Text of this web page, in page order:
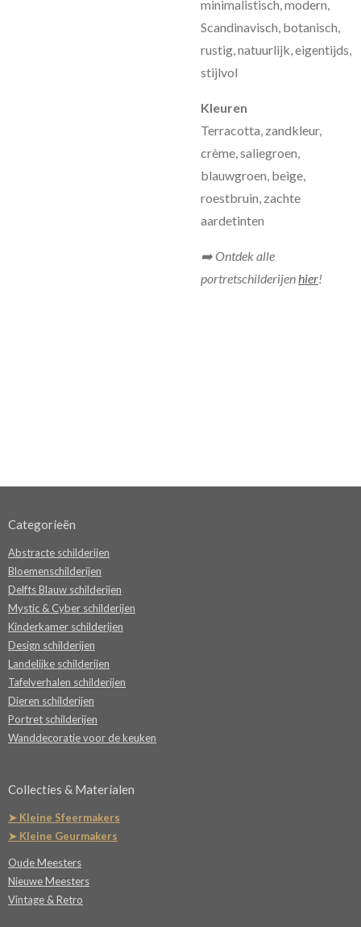
minimalistisch, modern,
Scandinavisch, botanisch,
rustig, natuurlijk, eigentijds,
stijlvol
Kleuren
Terracotta, zandkleur,
crème, saliegroen,
blauwgroen, beige,
roestbruin, zachte
aardetinten
➡️ Ontdek alle
portretschilderijenhier!
Categorieën
Abstracte schilderijen
Bloemenschilderijen
Delfts Blauw schilderijen
Mystic & Cyber schilderijen
Kinderkamer schilderijen
Design schilderijen
Landelijke schilderijen
Tafelverhalen schilderijen
Dieren schilderijen
Portret schilderijen
Wanddecoratie voor de keuken
Collecties & Materialen
➤ Kleine Sfeermakers
➤ Kleine Geurmakers
Oude Meesters
Nieuwe Meesters
Vintage & Retro